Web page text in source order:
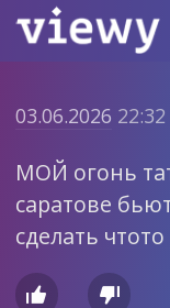
03.06.2026 22:32
МОЙ огонь
саратове
сделать
 